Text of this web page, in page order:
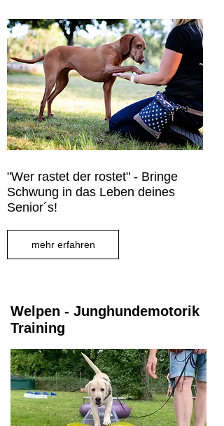
"Wer rastet der rostet" - Bringe
Schwung in das Leben deines
Senior´s!
mehr erfahren
Welpen - Junghundemotorik
Training